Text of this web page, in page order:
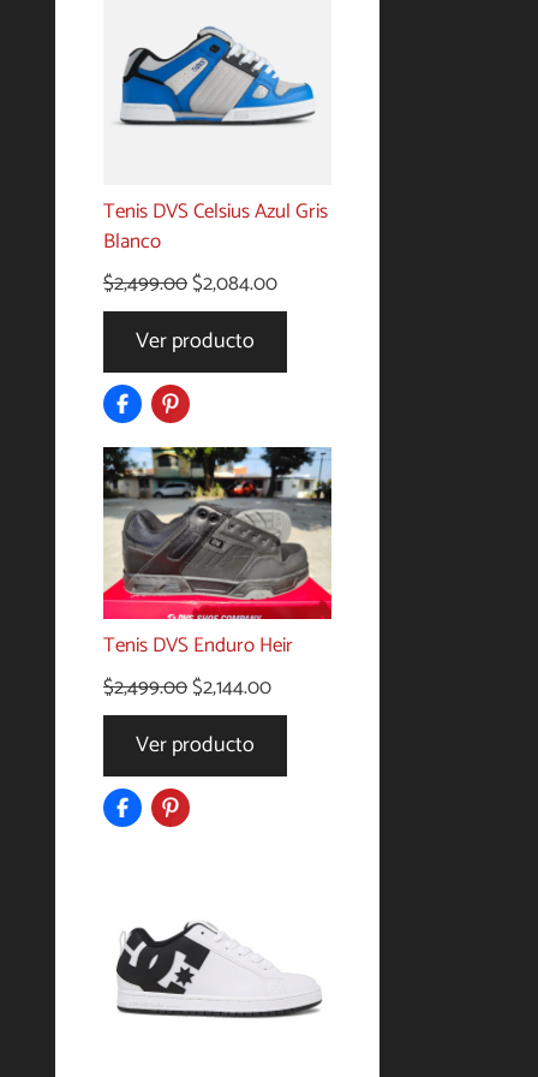
Tenis DVS Celsius Azul Gris
Blanco
$2,499.00El
precio
original
era:
$2,084.00El
precio
es:
Ver producto
Tenis DVS Enduro Heir
$2,499.00El
precio
original
era:
$2,144.00El
precio
es:
Ver producto